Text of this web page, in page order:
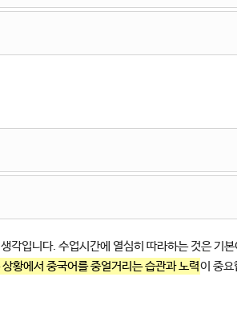
각입니다. 수업시간에 열심히 따라하는 것은 기
황에서 중국어를 중얼거리는 습관과 노력이 중요